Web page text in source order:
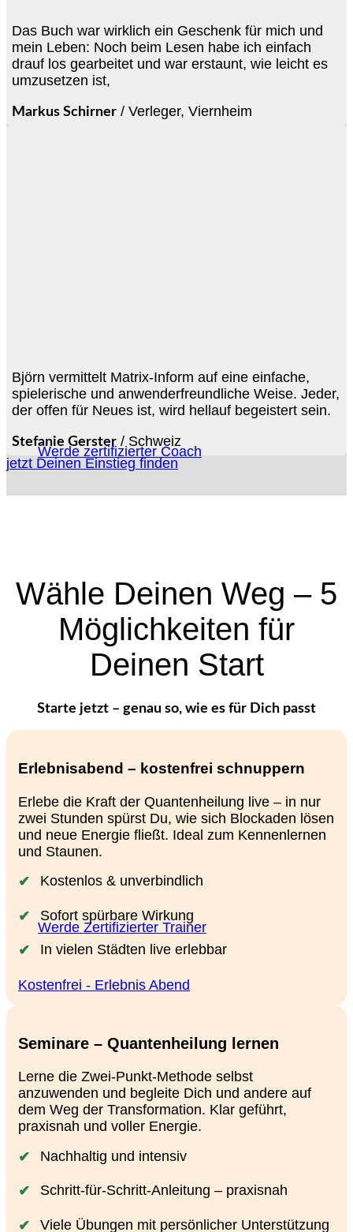
Werde zertifizierter Coach
Werde Zertifizierter Trainer
Das Buch war wirklich ein Geschenk für mich und
mein Leben: Noch beim Lesen habe ich einfach
drauf los gearbeitet und war erstaunt, wie leicht es
umzusetzen ist,
Markus Schirner / Verleger, Viernheim
Björn vermittelt Matrix-Inform auf eine einfache,
spielerische und anwenderfreundliche Weise. Jeder,
der offen für Neues ist, wird hellauf begeistert sein.
Stefanie Gerster / Schweiz
jetzt Deinen Einstieg finden
Wähle Deinen Weg – 5
Möglichkeiten für
Deinen Start
Starte jetzt – genau so, wie es für Dich passt
Erlebnisabend – kostenfrei schnuppern
Erlebe die Kraft der Quantenheilung live – in nur
zwei Stunden spürst Du, wie sich Blockaden lösen
und neue Energie fließt. Ideal zum Kennenlernen
und Staunen.
Kostenlos & unverbindlich
Sofort spürbare Wirkung
In vielen Städten live erlebbar
Kostenfrei - Erlebnis Abend
Seminare – Quantenheilung lernen
Lerne die Zwei-Punkt-Methode selbst
anzuwenden und begleite Dich und andere auf
dem Weg der Transformation. Klar geführt,
praxisnah und voller Energie.
Nachhaltig und intensiv
Schritt-für-Schritt-Anleitung – praxisnah
Viele Übungen mit persönlicher Unterstützung